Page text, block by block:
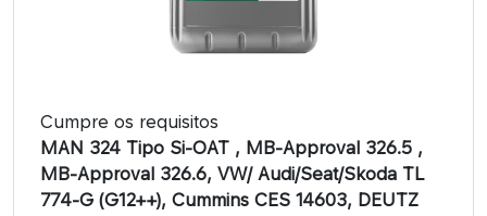
Cumpre os requisitos
MAN 324 Tipo Si-OAT , MB-Approval 326.5 ,
MB-Approval 326.6, VW/ Audi/Seat/Skoda TL
774-G (G12++), Cummins CES 14603, DEUTZ